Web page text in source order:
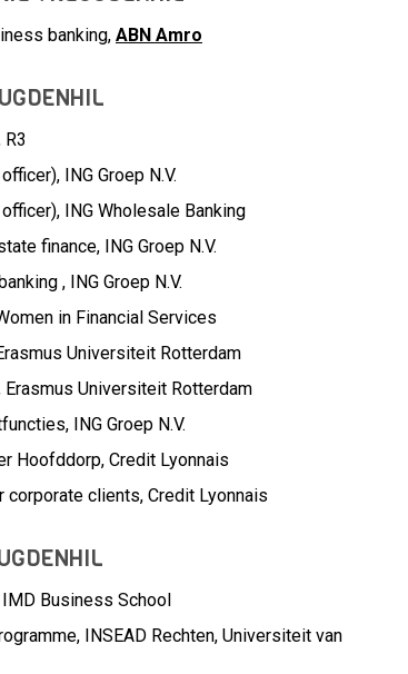
banking, ABN Amro
R3
ING Groep N.V.
ING Wholesale Banking
finance, ING Groep N.V.
, ING Groep N.V.
in Financial Services
Universiteit Rotterdam
Erasmus Universiteit Rotterdam
ING Groep N.V.
Hoofddorp, Credit Lyonnais
corporate clients, Credit Lyonnais
Business School
INSEAD Rechten, Universiteit van